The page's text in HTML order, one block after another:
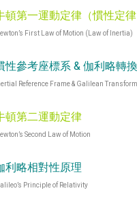
頓第一運動定律（慣性定律
First Law of Motion (Law of Inertia)
性參考座標系 & 伽利略轉換
Reference Frame & Galilean
頓第二運動定律
Second Law of Motion
利略相對性原理
Principle of Relativity